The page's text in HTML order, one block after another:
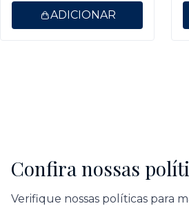
ADICIONAR
Confira nossas
Verifique nossas políticas para